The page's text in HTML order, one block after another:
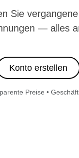
Sie
— alles
Konto erstellen
Preise •